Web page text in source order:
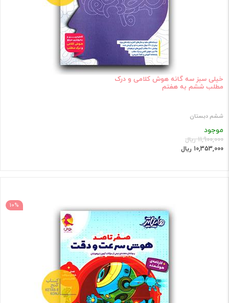
خیلی سبز سه گانه هوش کلامی و درک
مطلب ششم به هفتم
ششم دبستان
موجود
11,900,000 ریال
10,353,000 ریال
10%